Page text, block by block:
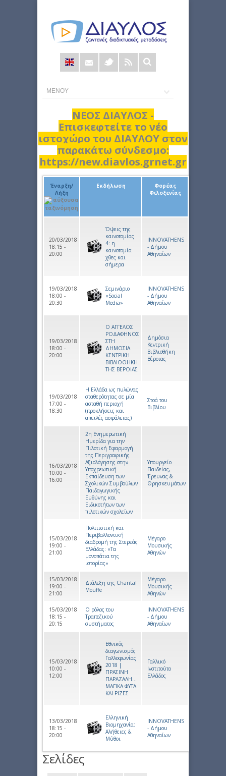
Φόρμα
αναζήτησης
ΝΕΟΣ ΔΙΑΥΛΟΣ -
Επισκεφτείτε το νέο
ιστοχώρο του ΔΙΑΥΛΟΥ στον
παρακάτω σύνδεσμο:
https://new.diavlos.grnet.gr
Έναρξη/
Λήξη
Εκδήλωση
Φορέας
Φιλοξενίας
20/03/2018
18:15 -
20:00
Όψεις της
καινοτομίας
4: η
καινοτομία
χθες και
σήμερα
INNOVATHENS
- Δήμου
Αθηναίων
19/03/2018
18:00 -
20:30
Σεμινάριο
«Social
Media»
INNOVATHENS
- Δήμου
Αθηναίων
19/03/2018
18:00 -
20:00
Ο ΑΓΓΕΛΟΣ
ΡΟΔΑΦΗΝΟΣ
ΣΤΗ
ΔΗΜΟΣΙΑ
ΚΕΝΤΡΙΚΗ
ΒΙΒΛΙΟΘΗΚΗ
ΤΗΣ ΒΕΡΟΙΑΣ
Δημόσια
Κεντρική
Βιβλιοθήκη
Βέροιας
19/03/2018
17:00 -
18:30
Η Ελλάδα ως πυλώνας
σταθερότητας σε μία
ασταθή περιοχή
(προκλήσεις και
απειλές ασφάλειας)
Στοά του
Βιβλίου
16/03/2018
10:00 -
16:00
2η Ενημερωτική
Ημερίδα για την
Πιλοτική Εφαρμογή
της Περιγραφικής
Αξιολόγησης στην
Υποχρεωτική
Εκπαίδευση των
Σχολικών Συμβούλων
Παιδαγωγικής
Ευθύνης και
Ειδικοτήτων των
πιλοτικών σχολείων
Υπουργείο
Παιδείας,
Έρευνας &
Θρησκευμάτων
15/03/2018
19:00 -
21:00
Πολιτιστική και
Περιβαλλοντική
διαδρομή της Στερεάς
Ελλάδας: «Τα
μονοπάτια της
ιστορίας»
Μέγαρο
Μουσικής
Αθηνών
15/03/2018
19:00 -
21:00
Διάλεξη της Chantal
Mouffe
Μέγαρο
Μουσικής
Αθηνών
15/03/2018
18:15 -
20:15
Ο ρόλος του
Τραπεζικού
συστήματος
INNOVATHENS
- Δήμου
Αθηναίων
15/03/2018
10:00 -
12:00
Eθνικός
διαγωνισμός
Γαλλοφωνίας
2018 |
ΠΡΑΣΙΝΗ
ΠΑΡΑΖΑΛΗ…
ΜΑΓΙΚΑ ΦΥΤΑ
ΚΑΙ ΡΙΖΕΣ
Γαλλικό
Ινστιτούτο
Ελλάδος
13/03/2018
18:15 -
20:00
Ελληνική
Βιομηχανία:
Αλήθειες &
Μύθοι
INNOVATHENS
- Δήμου
Αθηναίων
Σελίδες